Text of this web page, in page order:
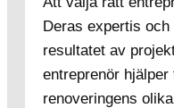
Deras expertis
resultatet av
entreprenör
renoveringens